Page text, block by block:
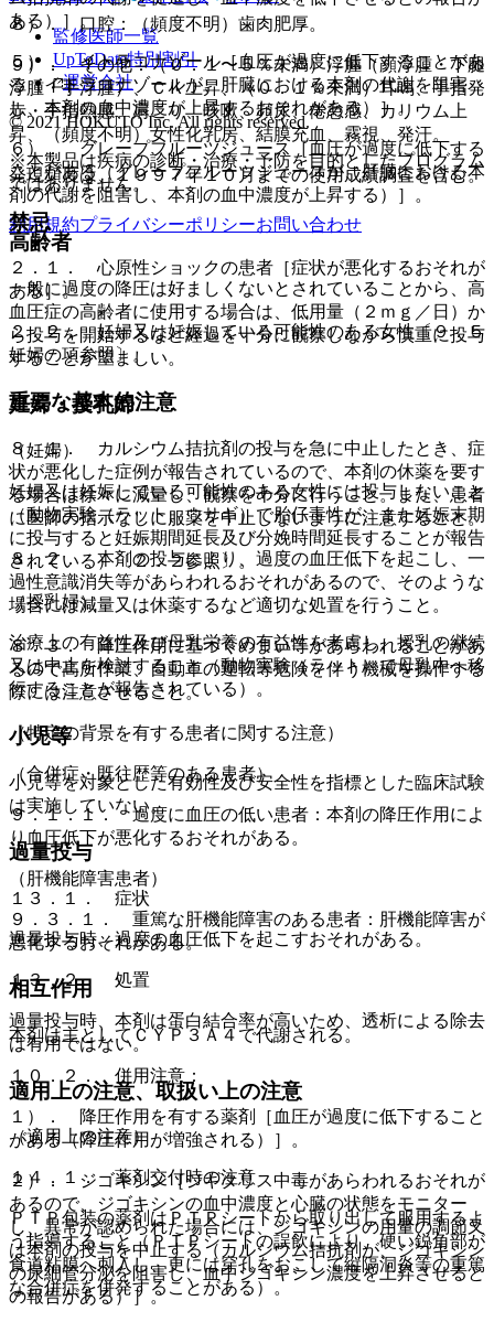
ある）］。
５）． イトラコナゾール［血圧が過度に低下することがあ
る（イトラコナゾールが、肝臓における本剤の代謝を阻害
し、本剤の血中濃度が上昇するおそれがある）］。
６）． グレープフルーツジュース［血圧が過度に低下する
ことがある（グレープフルーツジュースが、肝臓における本
剤の代謝を阻害し、本剤の血中濃度が上昇する）］。
高齢者
一般に過度の降圧は好ましくないとされていることから、高
血圧症の高齢者に使用する場合は、低用量（２ｍｇ／日）か
ら投与を開始するなど経過を十分に観察しながら慎重に投与
することが望ましい。
妊婦・授乳婦
（妊婦）
妊婦又は妊娠している可能性のある女性には投与しないこと
（動物実験（ラット、ウサギ）で胎仔毒性が、また妊娠末期
に投与すると妊娠期間延長及び分娩時間延長することが報告
されている）〔２．２参照〕。
（授乳婦）
治療上の有益性及び母乳栄養の有益性を考慮し、授乳の継続
又は中止を検討すること（動物実験（ラット）で母乳中へ移
行することが報告されている）。
小児等
小児等を対象とした有効性及び安全性を指標とした臨床試験
は実施していない。
過量投与
１３．１． 症状
過量投与時、過度の血圧低下を起こすおそれがある。
１３．２． 処置
過量投与時、本剤は蛋白結合率が高いため、透析による除去
は有用ではない。
適用上の注意、取扱い上の注意
（適用上の注意）
１４．１． 薬剤交付時の注意
ＰＴＰ包装の薬剤はＰＴＰシートから取り出して服用するよ
う指導すること（ＰＴＰシートの誤飲により、硬い鋭角部が
食道粘膜へ刺入し、更には穿孔をおこして縦隔洞炎等の重篤
な合併症を併発することがある）。
８）． 口腔：（頻度不明）歯肉肥厚。
９）． その他：（０．１〜５％未満）浮腫（顔浮腫・下腿
浮腫・手浮腫）、ＣＫ上昇、（０．１％未満）耳鳴、手指発
赤・手指熱感、肩こり、咳嗽、頻尿、倦怠感、カリウム上
昇、（頻度不明）女性化乳房、結膜充血、霧視、発汗。
発現頻度は、１９９７年１０月までの使用成績調査を含む。
禁忌
２．１． 心原性ショックの患者［症状が悪化するおそれが
ある］。
２．２． 妊婦又は妊娠している可能性のある女性〔９．５
妊婦の項参照〕。
重要な基本的注意
８．１． カルシウム拮抗剤の投与を急に中止したとき、症
状が悪化した症例が報告されているので、本剤の休薬を要す
る場合は徐々に減量し、観察を十分に行うこと。また、患者
に医師の指示なしに服薬を中止しないように注意すること。
８．２． 本剤の投与により、過度の血圧低下を起こし、一
過性意識消失等があらわれるおそれがあるので、そのような
場合には減量又は休薬するなど適切な処置を行うこと。
８．３． 降圧作用に基づくめまい等があらわれることがあ
るので高所作業、自動車の運転等危険を伴う機械を操作する
際には注意させること。
（特定の背景を有する患者に関する注意）
（合併症・既往歴等のある患者）
９．１．１． 過度に血圧の低い患者：本剤の降圧作用によ
り血圧低下が悪化するおそれがある。
（肝機能障害患者）
９．３．１． 重篤な肝機能障害のある患者：肝機能障害が
悪化するおそれがある。
相互作用
本剤は主としてＣＹＰ３Ａ４で代謝される。
１０．２． 併用注意：
１）． 降圧作用を有する薬剤［血圧が過度に低下すること
がある（降圧作用が増強される）］。
２）． ジゴキシン［ジギタリス中毒があらわれるおそれが
あるので、ジゴキシンの血中濃度と心臓の状態をモニター
し、異常が認められた場合には、ジゴキシンの用量の調節又
は本剤の投与を中止する（カルシウム拮抗剤が、ジゴキシン
の尿細管分泌を阻害し、血中ジゴキシン濃度を上昇させると
の報告がある）］。
監修医師一覧
UpToDate特別割引
運営会社
© 2021 HOKUTO Inc. All rights reserved.
※本製品は疾病の診断・治療・予防を目的としたプログラム
ではありません。
利用規約プライバシーポリシーお問い合わせ